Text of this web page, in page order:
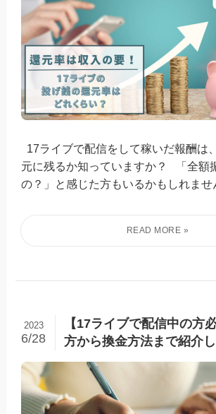
17ライブで配信をして稼いだ報酬は
元に残るか知っていますか？ 「全額
の？」と感じた方もいるかもしれま
【17ライブで配信中の方
方から換金方法まで紹介し
2023
6/28